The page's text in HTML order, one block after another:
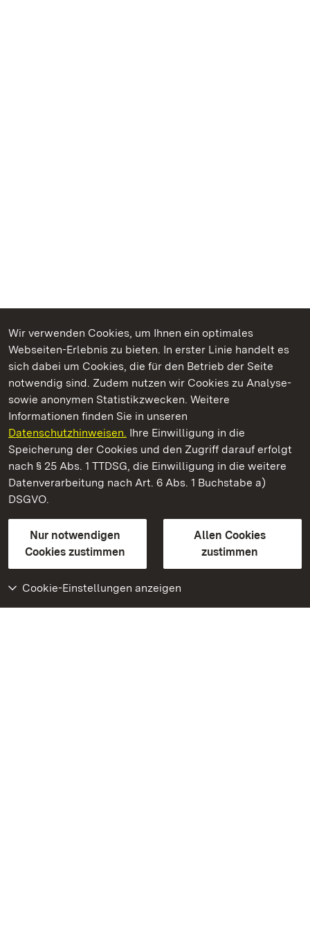
Wir verwenden Cookies, um Ihnen ein optimales
Webseiten-Erlebnis zu bieten. In erster Linie handelt es
sich dabei um Cookies, die für den Betrieb der Seite
notwendig sind. Zudem nutzen wir Cookies zu Analyse-
sowie anonymen Statistikzwecken. Weitere
Informationen finden Sie in unseren
Datenschutzhinweisen. Ihre Einwilligung in die
Speicherung der Cookies und den Zugriff darauf erfolgt
nach § 25 Abs. 1 TTDSG, die Einwilligung in die weitere
Datenverarbeitung nach Art. 6 Abs. 1 Buchstabe a)
DSGVO.
Nur notwendigen
Cookies zustimmen
Allen Cookies
zustimmen
Cookie-Einstellungen anzeigen
Kommen. Staunen. Genießen.
Staatliche Schlösser und Gärten Baden‑Württemberg
Staatliche Schlösser und Gärten Baden-Württemberg
Kontakt
GebärdenspracheLeichte Sprache
Erklärung zur Barrierefreiheit
BITV-konform (geprüfte Seiten)
Weiteres